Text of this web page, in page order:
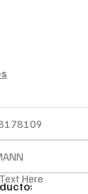
Here